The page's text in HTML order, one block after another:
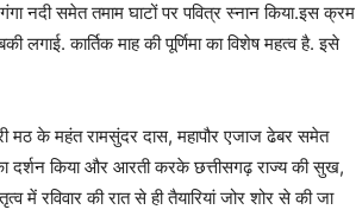
नदी समेत तमाम घाटों पर पवित्र स्नान किया.इस क्रम
कार्तिक माह की पूर्णिमा का विशेष महत्व है. इसे
मठ के महंत रामसुंदर दास, महापौर एजाज ढेबर समेत
दर्शन किया और आरती करके छत्तीसगढ़ राज्य की सुख,
में रविवार की रात से ही तैयारियां जोर शोर से की जा